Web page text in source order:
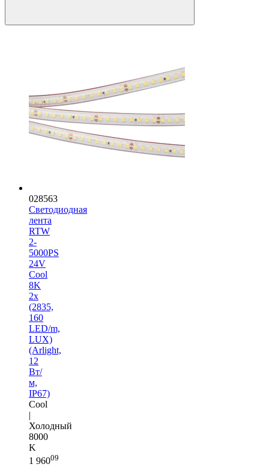
028563
Светодиодная
лента
RTW
2-
5000PS
24V
Cool
8K
2x
(2835,
160
LED/m,
LUX)
(Arlight,
12
Вт/
м,
IP67)
Cool
|
Холодный
8000
K
1 96009